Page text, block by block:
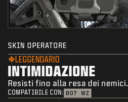
SKIN OPERATORE
LEGGENDARIO
INTIMIDAZIONE
Resisti fino alla resa dei nemici.
COMPATIBILE CON: BO7 WZ